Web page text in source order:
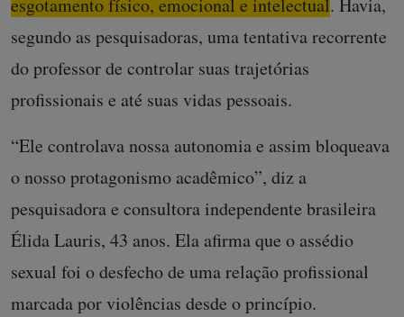
esgotamento físico, emocional e intelectual. Havia,
segundo as pesquisadoras, uma tentativa recorrente
do professor de controlar suas trajetórias
profissionais e até suas vidas pessoais.
“Ele controlava nossa autonomia e assim bloqueava
o nosso protagonismo acadêmico”, diz a
pesquisadora e consultora independente brasileira
Élida Lauris, 43 anos. Ela afirma que o assédio
sexual foi o desfecho de uma relação profissional
marcada por violências desde o princípio.